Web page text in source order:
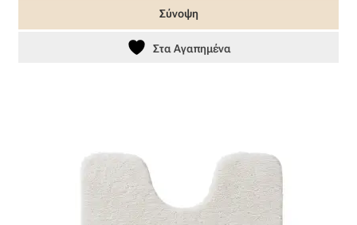
Οργάντζα τσαλακωτήΣύνοψη
Στα Αγαπημένα